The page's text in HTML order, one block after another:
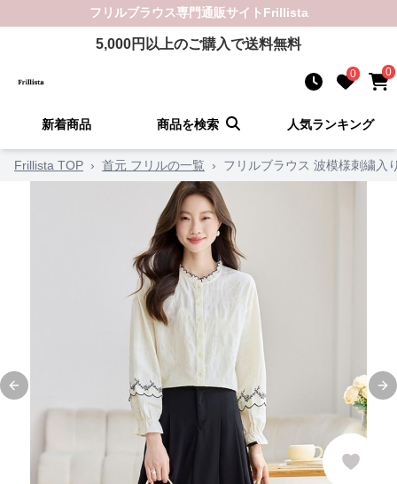
フリルブラウス専門通販サイト Frillista
5,000円以上のご購入で送料無料
0 0
新着商品 商品を検索 人気ランキング
Frillista TOP › 首元 フリルの一覧 › フリルブラウス 波模様刺繍入
Previous slide